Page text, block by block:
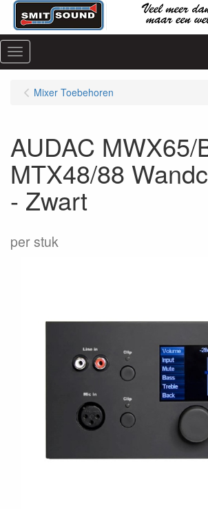
Menu
Mixer Toebehoren
AUDAC MWX65/
MTX48/88
- Zwart
per stuk